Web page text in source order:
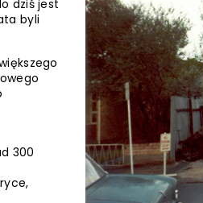
dziś jest
byli
300